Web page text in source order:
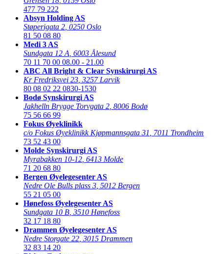
477 79 222
Absyn Holding AS
Støperigata 2 0250 Oslo
81 50 08 80
Medi 3 AS
Sundgata 12 A 6003 Ålesund
70 11 70 00 08.00 - 21.00
ABC All Bright & Clear Synskirurgi AS
Kr Fredriksvei 23 3257 Larvik
80 08 02 22 0830-1530
Bodø Synskirurgi AS
Jakhelln Brygge Torvgata 2 8006 Bodø
75 56 66 99
Fokus Øyeklinikk
c/o Fokus Øyeklinikk Kjøpmannsgata 31
7011 Trondheim
73 52 43 00
Molde Synskirurgi AS
Myrabakken 10-12 6413 Molde
71 20 68 80
Bergen Øyelegesenter AS
Nedre Ole Bulls plass 3 5012 Bergen
55 21 05 00
Hønefoss Øyelegesenter AS
Sundgata 10 B 3510 Hønefoss
32 17 18 80
Drammen Øyelegesenter AS
Nedre Storgate 22 3015 Drammen
32 83 14 20